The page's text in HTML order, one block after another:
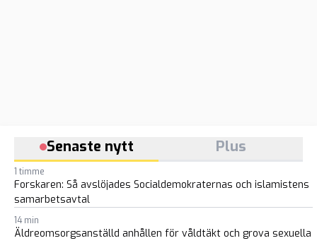
Senaste nytt Plus
1 timme
Forskaren: Så avslöjades Socialdemokraternas och islamistens
samarbetsavtal
14 min
Äldreomsorgsanställd anhållen för våldtäkt och grova sexuella